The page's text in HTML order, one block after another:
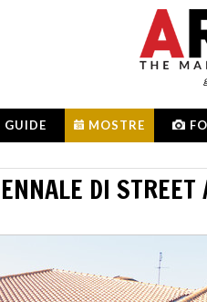
GUIDE MOSTRE
DI STREET